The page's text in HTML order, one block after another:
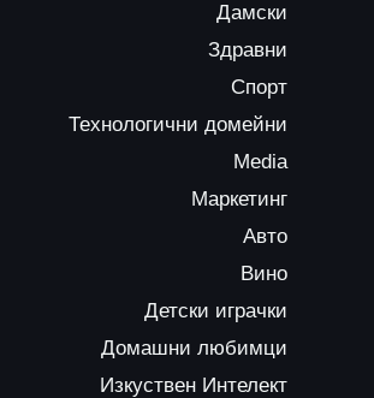
Дамски
Здравни
Спорт
Технологични домейни
Media
Маркетинг
Авто
Вино
Детски играчки
Домашни любимци
Изкуствен Интелект